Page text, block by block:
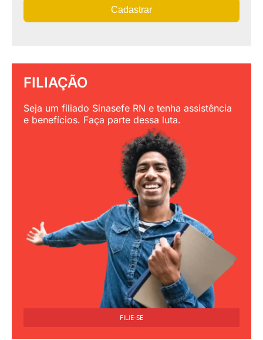
Cadastrar
FILIAÇÃO
Seja um filiado Sinasefe RN e tenha assistência
e benefícios. Faça parte dessa luta.
FILIE-SE